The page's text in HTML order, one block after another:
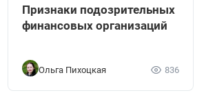
Признаки подозрительных
финансовых организаций
Ольга Пихоцкая 836